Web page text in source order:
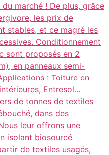
marché ! De plus, grâce
les prix de
stables, et ce magré les
Conditionnement
sont proposés en 2
en panneaux semi-
: Toiture en
Entresol...
de tonnes de textiles
dans des
leur offrons une
isolant biosourcé
de textiles usagés,